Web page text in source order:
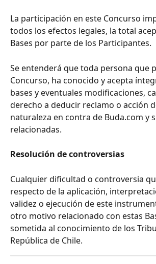
La participación en este Concurso
todos los efectos legales, la total
Bases por parte de los Participantes.
Se entenderá que toda persona que
Concurso, ha conocido y acepta
bases y eventuales modificaciones,
derecho a deducir reclamo o acción
naturaleza en contra de Buda.com y
relacionadas.
Resolución de controversias
Cualquier dificultad o controversia
respecto de la aplicación,
validez o ejecución de este
otro motivo relacionado con estas
sometida al conocimiento de los
República de Chile.